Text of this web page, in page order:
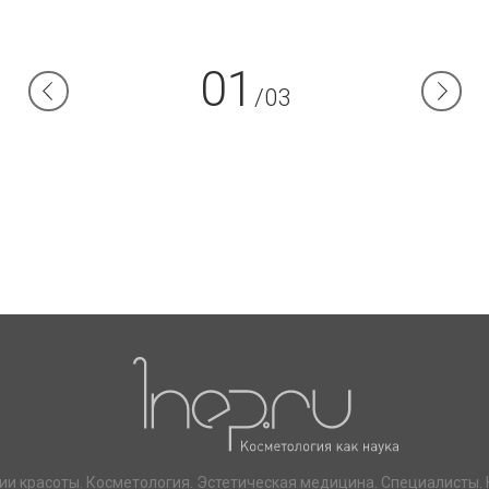
01 /03
красоты. Косметология. Эстетическая медицина. Специалисты.